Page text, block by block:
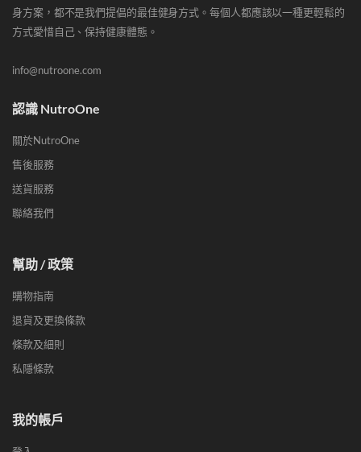
身方案，都不是我們提倡的最佳健身方式。每個人都應該以一種更輕鬆的
方式愛惜自己、保持健康體態。
info@nutroone.com
認識 NutroOne
關於NutroOne
售後服務
送貨服務
聯絡我們
幫助 / 政策
購物指南
退貨及更換條款
條款及細則
私隱條款
我的帳戶